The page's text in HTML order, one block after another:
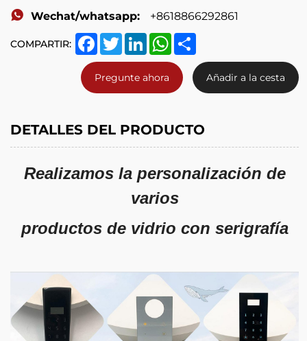
Wechat/whatsapp:
+8618866292861
COMPARTIR: FacebookTwitterLinkedInWhatsApp
Pregunte ahora Añadir a la cesta
DETALLES DEL PRODUCTO
Realizamos la personalización de
varios
productos de vidrio con serigrafía